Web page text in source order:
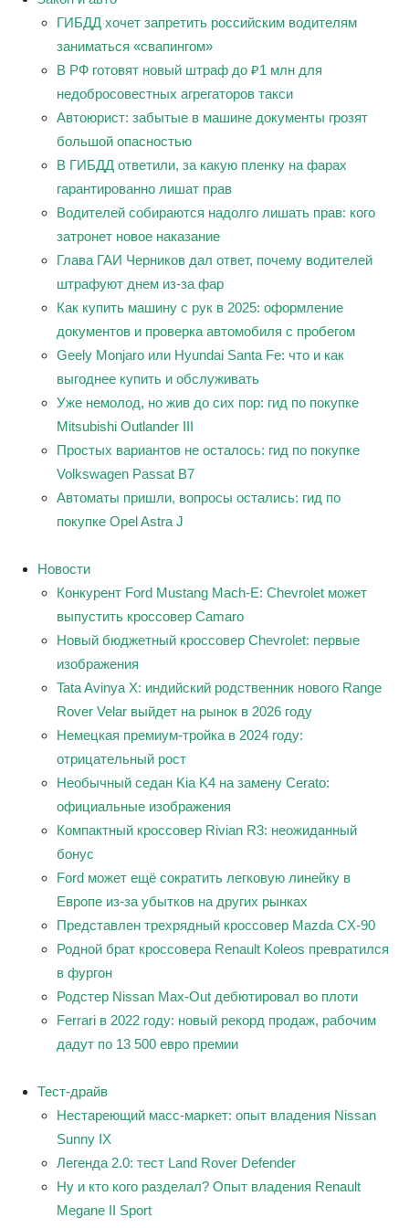
ГИБДД хочет запретить российским водителям
заниматься «свапингом»
В РФ готовят новый штраф до ₽1 млн для
недобросовестных агрегаторов такси
Автоюрист: забытые в машине документы грозят
большой опасностью
В ГИБДД ответили, за какую пленку на фарах
гарантированно лишат прав
Водителей собираются надолго лишать прав: кого
затронет новое наказание
Глава ГАИ Черников дал ответ, почему водителей
штрафуют днем из-за фар
Как купить машину с рук в 2025: оформление
документов и проверка автомобиля с пробегом
Geely Monjaro или Hyundai Santa Fe: что и как
выгоднее купить и обслуживать
Уже немолод, но жив до сих пор: гид по покупке
Mitsubishi Outlander III
Простых вариантов не осталось: гид по покупке
Volkswagen Passat B7
Автоматы пришли, вопросы остались: гид по
покупке Opel Astra J
Новости
Конкурент Ford Mustang Mach-E: Chevrolet может
выпустить кроссовер Camaro
Новый бюджетный кроссовер Chevrolet: первые
изображения
Tata Avinya X: индийский родственник нового Range
Rover Velar выйдет на рынок в 2026 году
Немецкая премиум-тройка в 2024 году:
отрицательный рост
Необычный седан Kia K4 на замену Cerato:
официальные изображения
Компактный кроссовер Rivian R3: неожиданный
бонус
Ford может ещё сократить легковую линейку в
Европе из-за убытков на других рынках
Представлен трехрядный кроссовер Mazda CX-90
Родной брат кроссовера Renault Koleos превратился
в фургон
Родстер Nissan Max-Out дебютировал во плоти
Ferrari в 2022 году: новый рекорд продаж, рабочим
дадут по 13 500 евро премии
Тест-драйв
Нестареющий масс-маркет: опыт владения Nissan
Sunny IX
Легенда 2.0: тест Land Rover Defender
Ну и кто кого разделал? Опыт владения Renault
Megane II Sport